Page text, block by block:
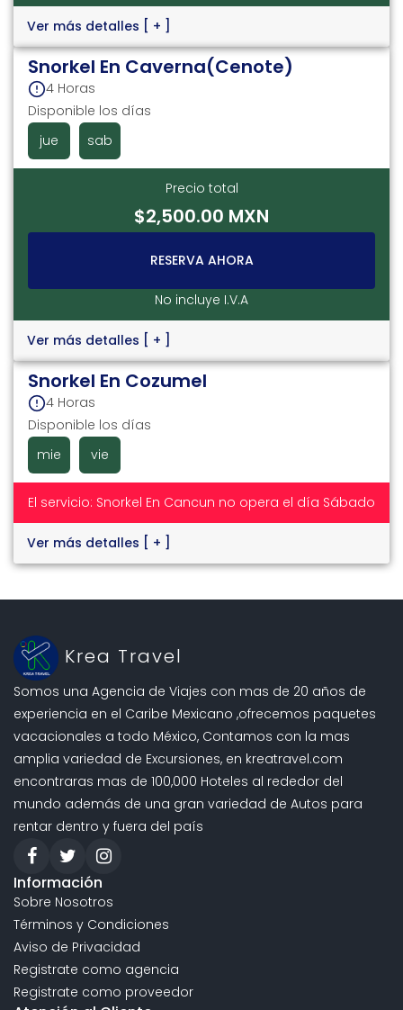
Ver más detalles [ + ]
Snorkel En Caverna(Cenote)
4 Horas
Disponible los días
jue
sab
Precio total
$2,500.00 MXN
RESERVA AHORA
No incluye I.V.A
Ver más detalles [ + ]
Snorkel En Cozumel
4 Horas
Disponible los días
mie
vie
El servicio: Snorkel En Cancun no opera el día Sábado
Ver más detalles [ + ]
Krea Travel
Somos una Agencia de Viajes con mas de 20 años de
experiencia en el Caribe Mexicano ,ofrecemos paquetes
vacacionales a todo México, Contamos con la mas
amplia variedad de Excursiones, en kreatravel.com
encontraras mas de 100,000 Hoteles al rededor del
mundo además de una gran variedad de Autos para
rentar dentro y fuera del país
Información
Sobre Nosotros
Términos y Condiciones
Aviso de Privacidad
Registrate como agencia
Registrate como proveedor